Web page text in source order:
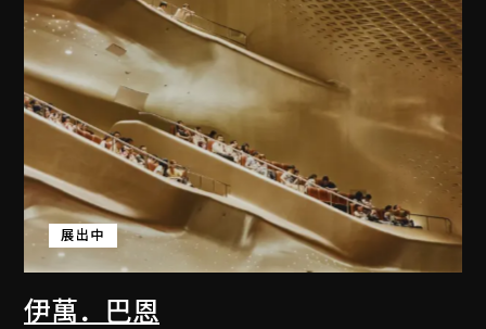
伊萬．巴恩
展出中